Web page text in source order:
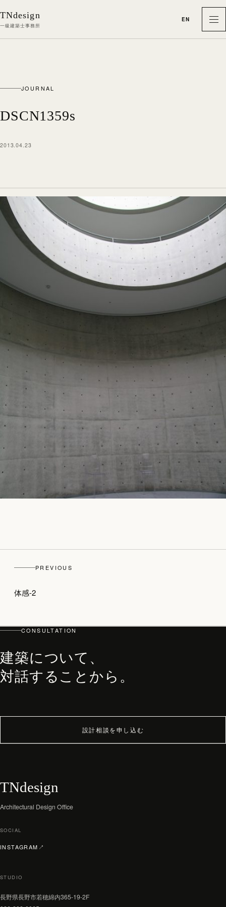
TNdesign
一級建築士事務所
PHILOSOPHY・PROCESS
EN
メ
JOURNAL
DSCN1359s
2013.04.23
PREVIOUS
体感-2
CONSULTATION
建築について、
対話することから。
設計相談を申し込む
TNdesign
Architectural Design Office
SOCIAL
INSTAGRAM ↗
（新しいタブで開く）
STUDIO
長野県長野市若穂綿内365-19-2F